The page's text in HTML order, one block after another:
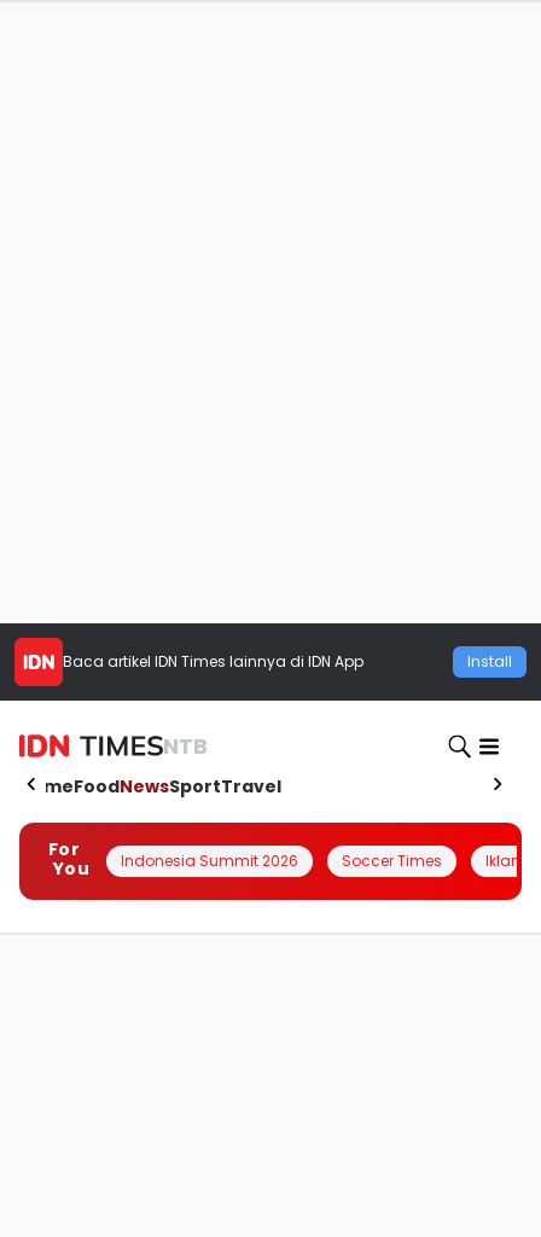
Baca artikel IDN Times lainnya di IDN App Install
NTB
HomeFoodNewsSportTravel
For
You
Indonesia Summit 2026 Soccer Times Iklanin